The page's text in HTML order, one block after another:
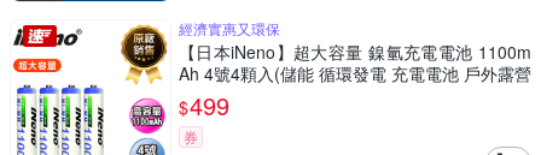
經濟實惠又環保
【日本iNeno】超大容量 鎳氫充電電池 1100m
Ah 4號4顆入(儲能 循環發電 充電電池 戶外露營
電池 存電 不斷電)
$499
券